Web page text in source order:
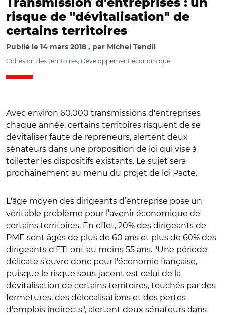
Transmission d'entreprises : un
risque de "dévitalisation" de
certains territoires
Publié le 14 mars 2018 par Michel Tendil
Cohésion des territoires, Développement économique
Avec environ 60.000 transmissions d'entreprises
chaque année, certains territoires risquent de se
dévitaliser faute de repreneurs, alertent deux
sénateurs dans une proposition de loi qui vise à
toiletter les dispositifs existants. Le sujet sera
prochainement au menu du projet de loi Pacte.
L'âge moyen des dirigeants d’entreprise pose un
véritable problème pour l’avenir économique de
certains territoires. En effet, 20% des dirigeants de
PME sont âgés de plus de 60 ans et plus de 60% des
dirigeants d'ETI ont au moins 55 ans. "Une période
délicate s'ouvre donc pour l'économie française,
puisque le risque sous-jacent est celui de la
dévitalisation de certains territoires, touchés par des
fermetures, des délocalisations et des pertes
d'emplois indirects", alertent deux sénateurs dans